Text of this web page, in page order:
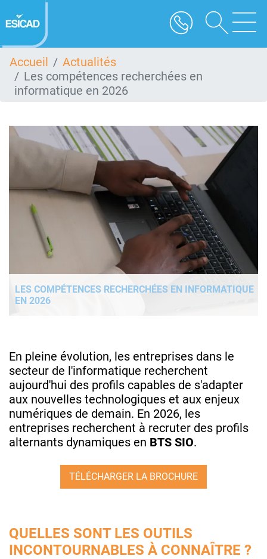
au
contenu
Accueil
Actualités
Les compétences recherchées en
informatique en 2026
LES COMPÉTENCES RECHERCHÉES EN INFORMATIQUE
EN 2026
En pleine évolution, les entreprises dans le
secteur de l'informatique recherchent
aujourd'hui des profils capables de s'adapter
aux nouvelles technologiques et aux enjeux
numériques de demain. En 2026, les
entreprises recherchent à recruter des profils
alternants dynamiques en BTS SIO.
TÉLÉCHARGER LA BROCHURE
QUELLES SONT LES OUTILS
INCONTOURNABLES À CONNAÎTRE ?